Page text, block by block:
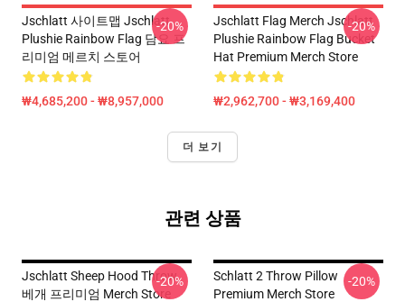
Jschlatt 사이트맵 Jschlatt
Plushie Rainbow Flag 담요 프
리미엄 메르치 스토어
₩4,685,200 - ₩8,957,000
-20%
Jschlatt Flag Merch Jschlatt
Plushie Rainbow Flag Bucket
Hat Premium Merch Store
₩2,962,700 - ₩3,169,400
-20%
더 보기
관련 상품
Jschlatt Sheep Hood Throw
베개 프리미엄 Merch Store
-20%
Schlatt 2 Throw Pillow
Premium Merch Store
-20%